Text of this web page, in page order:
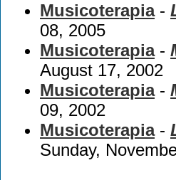
Musicoterapia-
08, 2005
Musicoterapia-
August 17, 2002
Musicoterapia-
09, 2002
Musicoterapia-
Sunday,